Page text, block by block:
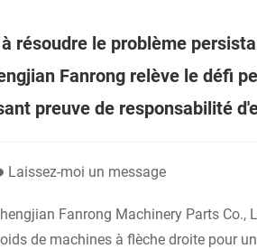
résoudre le problème
Fanrong relève le défi
preuve de responsabilité
Laissez-moi un message
Fanrong Machinery Parts
de machines à flèche droite pour